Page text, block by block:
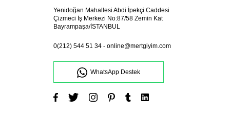
Yenidoğan Mahallesi Abdi İpekçi Caddesi
Çizmeci İş Merkezi No:87/58 Zemin Kat
Bayrampaşa/İSTANBUL
0(212) 544 51 34 - online@mertgiyim.com
WhatsApp Destek